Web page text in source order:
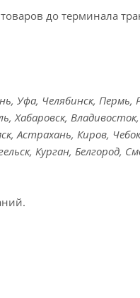
до терминала
Уфа, Челябинск, Пермь,
Хабаровск,
Астрахань, Киров,
Курган, Белгород,